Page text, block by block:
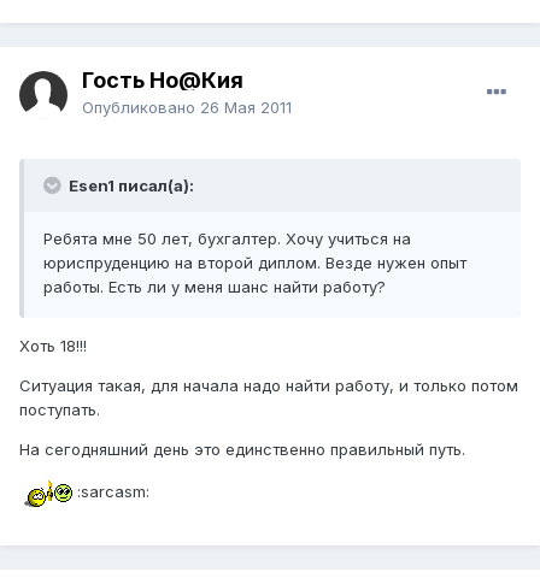
Гость Но@Кия
Опубликовано 26 Мая 2011
Esen1 писал(а):
Ребята мне 50 лет, бухгалтер. Хочу учиться на
юриспруденцию на второй диплом. Везде нужен опыт
работы. Есть ли у меня шанс найти работу?
Хоть 18!!!
Ситуация такая, для начала надо найти работу, и только потом
поступать.
На сегодняшний день это единственно правильный путь.
:sarcasm: